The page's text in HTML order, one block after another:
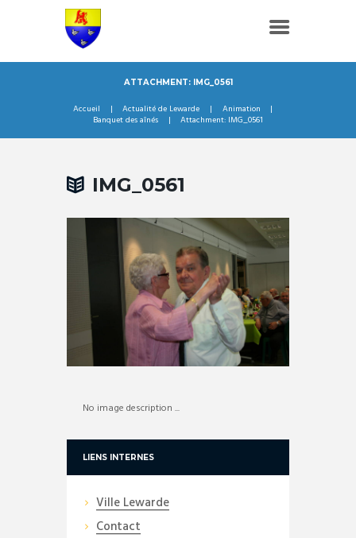
ATTACHMENT: IMG_0561
Accueil Actualité de Lewarde
Animation
Banquet des aînés
Attachment: IMG_0561
IMG_0561
No image description ...
LIENS INTERNES
Ville Lewarde
Contact